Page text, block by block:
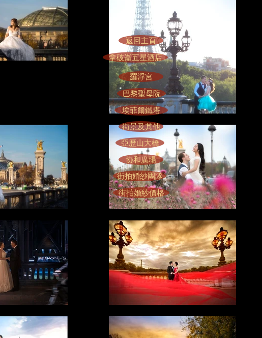
街拍婚紗價格
街拍婚紗團隊
协和廣場
亞歷山大橋
街景及其他
埃菲爾鐵塔
巴黎聖母院
返回主頁
羅浮宮
拿破崙五星酒店